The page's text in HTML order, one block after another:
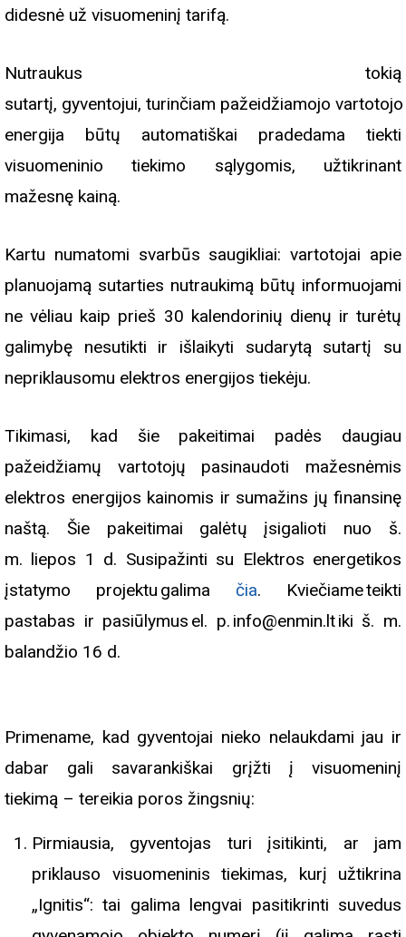
didesnė už visuomeninį tarifą.
Nutraukus tokią
sutartį, gyventojui, turinčiam pažeidžiamojo
energija būtų automatiškai pradedama tiekti
visuomeninio tiekimo sąlygomis, užtikrinant
mažesnę kainą.
Kartu numatomi svarbūs saugikliai: vartotojai apie
planuojamą sutarties nutraukimą būtų informuojami
ne vėliau kaip prieš 30 kalendorinių dienų ir turėtų
galimybę nesutikti ir išlaikyti sudarytą sutartį su
nepriklausomu elektros energijos tiekėju.
Tikimasi, kad šie pakeitimai padės daugiau
pažeidžiamų vartotojų pasinaudoti mažesnėmis
elektros energijos kainomis ir sumažins jų finansinę
naštą. Šie pakeitimai galėtų įsigalioti nuo š.
m. liepos 1 d. Susipažinti su Elektros energetikos
įstatymo projektu galima čia. Kviečiame teikti
pastabas ir pasiūlymus el. p. info@enmin.lt iki š. m.
balandžio 16 d.
Primename, kad gyventojai nieko nelaukdami jau ir
dabar gali savarankiškai grįžti į visuomeninį
tiekimą – tereikia poros žingsnių:
Pirmiausia, gyventojas turi įsitikinti, ar jam
priklauso visuomeninis tiekimas, kurį užtikrina
„Ignitis“: tai galima lengvai pasitikrinti suvedus